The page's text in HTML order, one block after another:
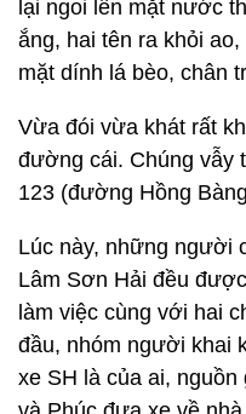
lại ngoi lên mặt nước
ắng, hai tên ra khỏi
mặt dính lá bèo, chân
Vừa đói vừa khát rất
đường cái. Chúng vẫy
123 (đường Hồng
Lúc này, những người
Lâm Sơn Hải đều
làm việc cùng với hai
đầu, nhóm người khai
xe SH là của ai,